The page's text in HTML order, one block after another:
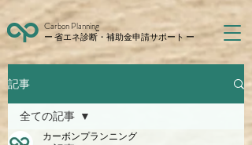
Carbon Planning
ー 省エネ診断・補助金申請サポート ー
記事
全ての記事
カーボンプランニング